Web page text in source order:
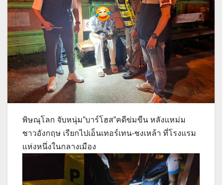
พิษณุโลก จับหนุ่ม”บาร์โฮส”คดีข่มขืน หลังแหม่ม
ชาวอังกฤษ เรียกไปเอ็นเทอร์เทน-ชงเหล้า ที่โรงแรม
แห่งหนึ่งในกลางเมือง